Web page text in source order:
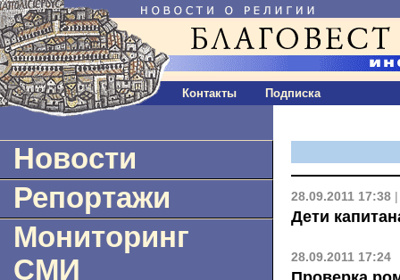
Контакты Подписка
Новости
Репортажи
Мониторинг
СМИ
28.09.2011 17:38
Дети
28.09.2011 17:24